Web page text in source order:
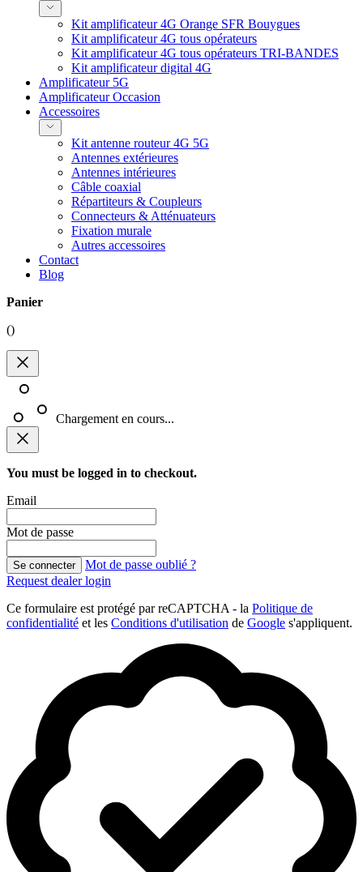
Kit amplificateur 4G Orange SFR Bouygues
Kit amplificateur 4G tous opérateurs
Kit amplificateur 4G tous opérateurs TRI-BANDES
Kit amplificateur digital 4G
Amplificateur 5G
Amplificateur Occasion
Accessoires
Kit antenne routeur 4G 5G
Antennes extérieures
Antennes intérieures
Câble coaxial
Répartiteurs & Coupleurs
Connecteurs & Atténuateurs
Fixation murale
Autres accessoires
Contact
Blog
Panier
()
Chargement en cours...
You must be logged in to checkout.
Email
Mot de passe
Se connecter
Mot de passe oublié ?
Request dealer login
Ce formulaire est protégé par reCAPTCHA - la Politique de
confidentialité et les Conditions d'utilisation de Google s'appliquent.